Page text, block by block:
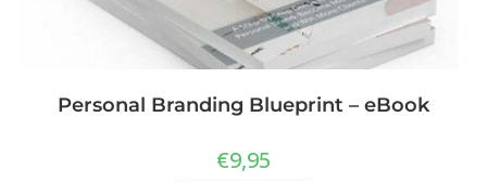
Personal Branding Blueprint – eBook
€9,95